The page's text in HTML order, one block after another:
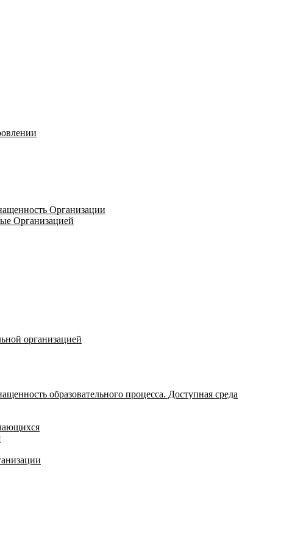
Организации
Организацией
организацией
образовательного процесса. Доступная среда